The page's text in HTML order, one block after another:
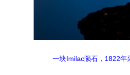
一块Imilac陨石，1822年